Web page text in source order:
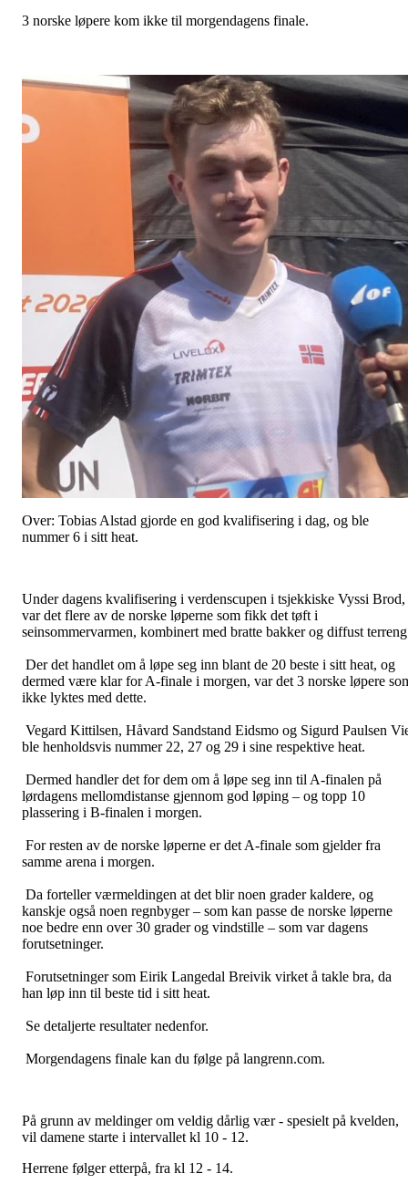
3 norske løpere kom ikke til morgendagens finale.
Over: Tobias Alstad gjorde en god kvalifisering i dag, og ble
nummer 6 i sitt heat.
Under dagens kvalifisering i verdenscupen i tsjekkiske Vyssi Brod,
var det flere av de norske løperne som fikk det tøft i
seinsommervarmen, kombinert med bratte bakker og diffust
Der det handlet om å løpe seg inn blant de 20 beste i sitt heat, og
dermed være klar for A-finale i morgen, var det 3 norske løpere
ikke lyktes med dette.
Vegard Kittilsen, Håvard Sandstand Eidsmo og Sigurd Paulsen
ble henholdsvis nummer 22, 27 og 29 i sine respektive heat.
Dermed handler det for dem om å løpe seg inn til A-finalen på
lørdagens mellomdistanse gjennom god løping – og topp 10
plassering i B-finalen i morgen.
For resten av de norske løperne er det A-finale som gjelder fra
samme arena i morgen.
Da forteller værmeldingen at det blir noen grader kaldere, og
kanskje også noen regnbyger – som kan passe de norske løperne
noe bedre enn over 30 grader og vindstille – som var dagens
forutsetninger.
Forutsetninger som Eirik Langedal Breivik virket å takle bra, da
han løp inn til beste tid i sitt heat.
Se detaljerte resultater nedenfor.
Morgendagens finale kan du følge på langrenn.com.
På grunn av meldinger om veldig dårlig vær - spesielt på kvelden,
vil damene starte i intervallet kl 10 - 12.
Herrene følger etterpå, fra kl 12 - 14.